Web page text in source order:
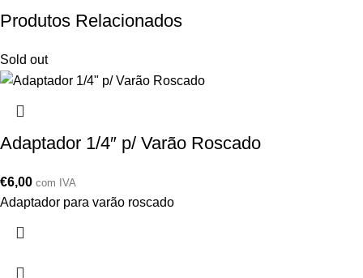
Produtos Relacionados
Sold out
Adaptador 1/4″ p/ Varão Roscado
€6,00 com IVA
Adaptador para varão roscado